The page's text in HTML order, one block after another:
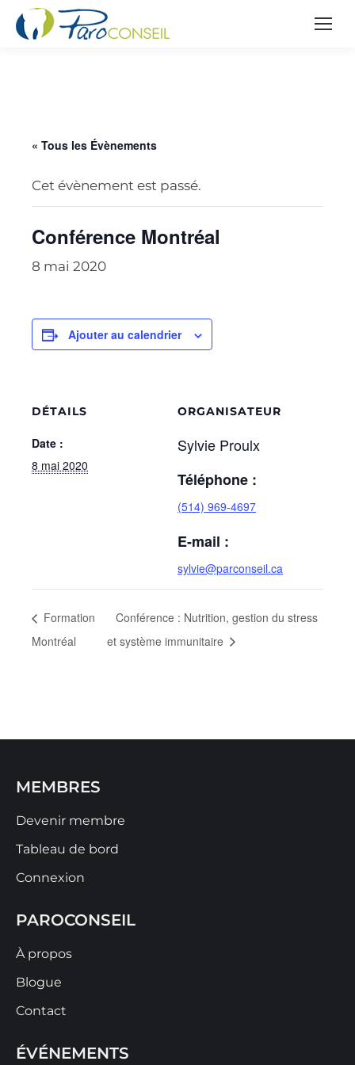
« Tous les Évènements
Cet évènement est passé.
Conférence Montréal
8 mai 2020
Ajouter au calendrier
DÉTAILS
Date :
8 mai 2020
ORGANISATEUR
Sylvie Proulx
Téléphone :
(514) 969-4697
E-mail :
sylvie@parconseil.ca
Formation
Montréal
Conférence : Nutrition, gestion du stress
et système immunitaire
MEMBRES
Devenir membre
Tableau de bord
Connexion
PAROCONSEIL
À propos
Blogue
Contact
ÉVÉNEMENTS